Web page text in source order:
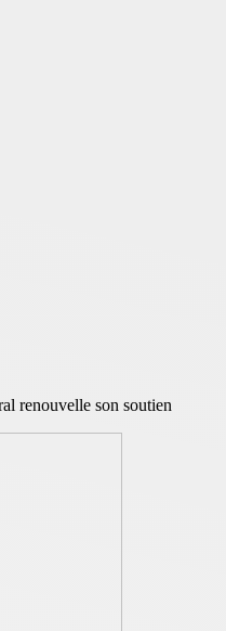
renouvelle son soutien